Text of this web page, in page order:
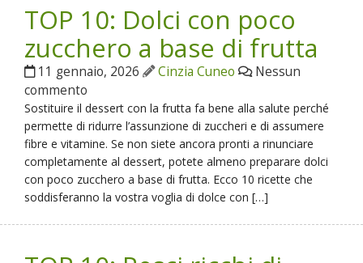
TOP 10: Dolci con poco
zucchero a base di frutta
11 gennaio, 2026 Cinzia Cuneo
Nessun
commento
Sostituire il dessert con la frutta fa bene alla salute perché
permette di ridurre l’assunzione di zuccheri e di assumere
fibre e vitamine. Se non siete ancora pronti a rinunciare
completamente al dessert, potete almeno preparare dolci
con poco zucchero a base di frutta. Ecco 10 ricette che
soddisferanno la vostra voglia di dolce con […]